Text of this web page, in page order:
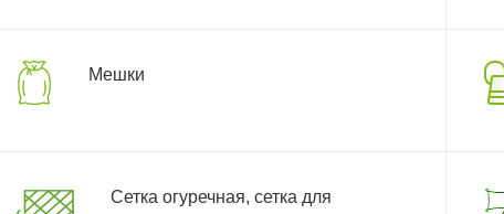
Мешки
Сетка огуречная, сетка для